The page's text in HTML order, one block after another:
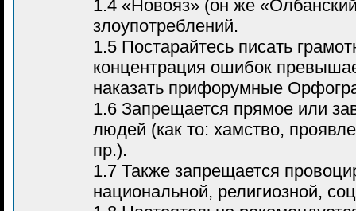
1.4 «Новояз» (он же
злоупотреблений.
1.5 Постарайтесь писать
концентрация ошибок
наказать прифорумные
1.6 Запрещается прямое или
людей (как то: хамство,
пр.).
1.7 Также запрещается
национальной, религиозной,